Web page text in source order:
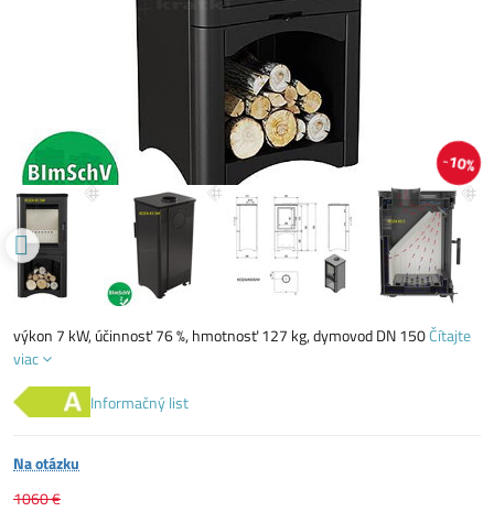
10%
výkon 7 kW, účinnosť 76 %, hmotnosť 127 kg, dymovod DN 150Čítajte
viac
Informačný list
Na otázku
1060 €